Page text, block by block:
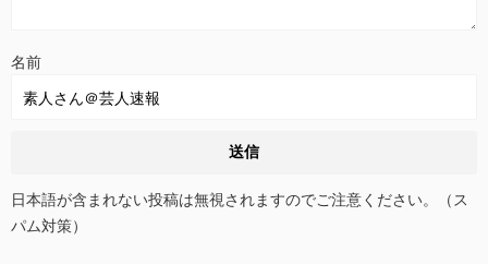
名前
日本語が含まれない投稿は無視されますのでご注意ください。（ス
パム対策）